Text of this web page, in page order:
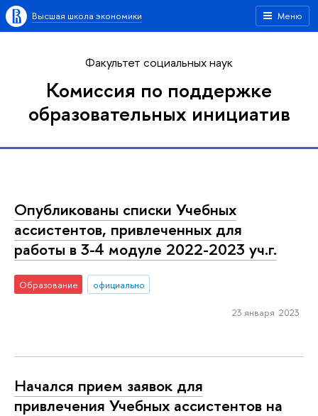
Меню
Высшая школа экономики
Факультет социальных наук
Комиссия по поддержке
образовательных инициатив
Опубликованы списки Учебных
ассистентов, привлеченных для
работы в 3-4 модуле 2022-2023 уч.г.
Образование официально
23 января 2023
Начался прием заявок для
привлечения Учебных ассистентов на